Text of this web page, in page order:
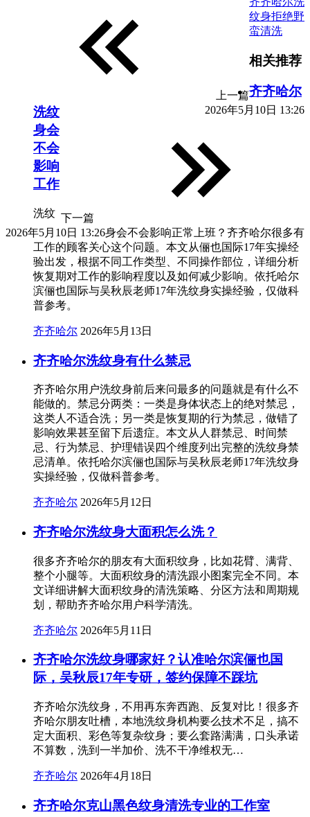
上一篇
2026年5月10日 13:26
纹身拒绝野
蛮清洗
下一篇
2026年5月10日 13:26
相关推荐
齐齐哈尔
洗纹
身会
不会
影响
工作
洗纹
身会不会影响正常上班？齐齐哈尔很多有
工作的顾客关心这个问题。本文从俪也国际17年实操经
验出发，根据不同工作类型、不同操作部位，详细分析
恢复期对工作的影响程度以及如何减少影响。依托哈尔
滨俪也国际与吴秋辰老师17年洗纹身实操经验，仅做科
普参考。
齐齐哈尔 2026年5月13日
齐齐哈尔洗纹身有什么禁忌
齐齐哈尔用户洗纹身前后来问最多的问题就是有什么不
能做的。禁忌分两类：一类是身体状态上的绝对禁忌，
这类人不适合洗；另一类是恢复期的行为禁忌，做错了
影响效果甚至留下后遗症。本文从人群禁忌、时间禁
忌、行为禁忌、护理错误四个维度列出完整的洗纹身禁
忌清单。依托哈尔滨俪也国际与吴秋辰老师17年洗纹身
实操经验，仅做科普参考。
齐齐哈尔 2026年5月12日
齐齐哈尔洗纹身大面积怎么洗？
很多齐齐哈尔的朋友有大面积纹身，比如花臂、满背、
整个小腿等。大面积纹身的清洗跟小图案完全不同。本
文详细讲解大面积纹身的清洗策略、分区方法和周期规
划，帮助齐齐哈尔用户科学清洗。
齐齐哈尔 2026年5月11日
齐齐哈尔洗纹身哪家好？认准哈尔滨俪也国
际，吴秋辰17年专研，签约保障不踩坑
齐齐哈尔洗纹身，不用再东奔西跑、反复对比！很多齐
齐哈尔朋友吐槽，本地洗纹身机构要么技术不足，搞不
定大面积、彩色等复杂纹身；要么套路满满，口头承诺
不算数，洗到一半加价、洗不干净维权无…
齐齐哈尔 2026年4月18日
齐齐哈尔克山黑色纹身清洗专业的工作室